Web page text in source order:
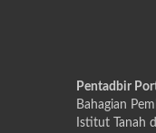
Pentadbir
Bahagian
Istitut Tanah